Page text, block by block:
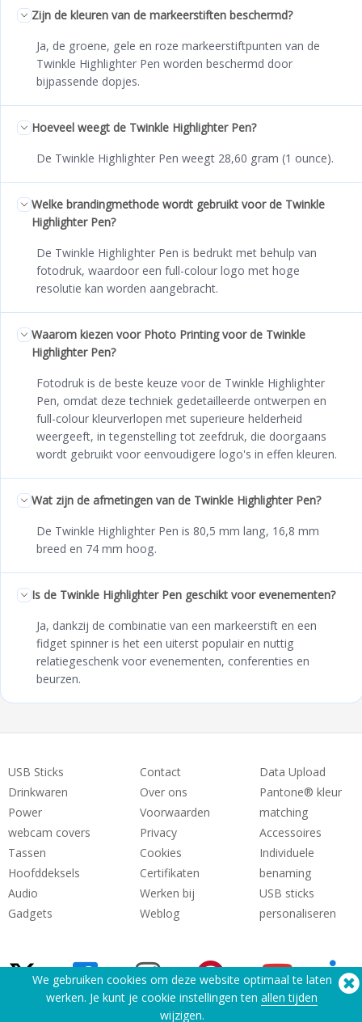
Zijn de kleuren van de markeerstiften beschermd?
Ja, de groene, gele en roze markeerstiftpunten van de
Twinkle Highlighter Pen worden beschermd door
bijpassende dopjes.
Hoeveel weegt de Twinkle Highlighter Pen?
De Twinkle Highlighter Pen weegt 28,60 gram (1 ounce).
Welke brandingmethode wordt gebruikt voor de Twinkle
Highlighter Pen?
De Twinkle Highlighter Pen is bedrukt met behulp van
fotodruk, waardoor een full-colour logo met hoge
resolutie kan worden aangebracht.
Waarom kiezen voor Photo Printing voor de Twinkle
Highlighter Pen?
Fotodruk is de beste keuze voor de Twinkle Highlighter
Pen, omdat deze techniek gedetailleerde ontwerpen en
full-colour kleurverlopen met superieure helderheid
weergeeft, in tegenstelling tot zeefdruk, die doorgaans
wordt gebruikt voor eenvoudigere logo's in effen kleuren.
Wat zijn de afmetingen van de Twinkle Highlighter Pen?
De Twinkle Highlighter Pen is 80,5 mm lang, 16,8 mm
breed en 74 mm hoog.
Is de Twinkle Highlighter Pen geschikt voor evenementen?
Ja, dankzij de combinatie van een markeerstift en een
fidget spinner is het een uiterst populair en nuttig
relatiegeschenk voor evenementen, conferenties en
beurzen.
USB Sticks
Drinkwaren
Power
webcam covers
Tassen
Hoofddeksels
Audio
Gadgets
Contact
Over ons
Voorwaarden
Privacy
Cookies
Certifikaten
Werken bij
Weblog
Data Upload
Pantone® kleur
matching
Accessoires
Individuele
benaming
USB sticks
personaliseren
We gebruiken cookies om deze website optimaal te laten
werken. Je kunt je cookie instellingen ten allen tijden
wijzigen.